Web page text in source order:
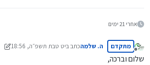
אחרי 21 ימים
מנותק
מתקדם ה. שלמהכתב ביט טבת תשפ״ה, 18:56
נערך לאחרונה על ידי ה. שלמה
שלום וברכה,